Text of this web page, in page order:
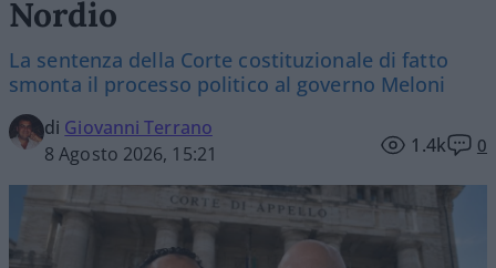
Nordio
La sentenza della Corte costituzionale di fatto
smonta il processo politico al governo Meloni
di Giovanni Terrano
8 Agosto 2026, 15:21
1.4k 0